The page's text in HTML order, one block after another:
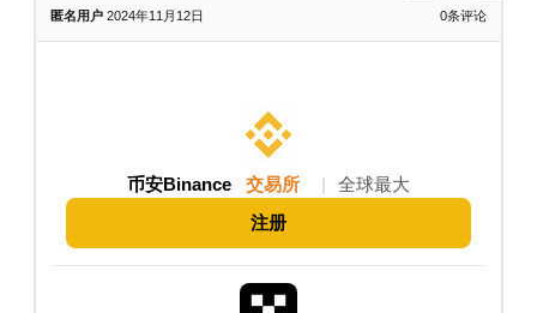
匿名用户 2024年11月12日 0条评论
币安Binance 交易所 全球最大
注册